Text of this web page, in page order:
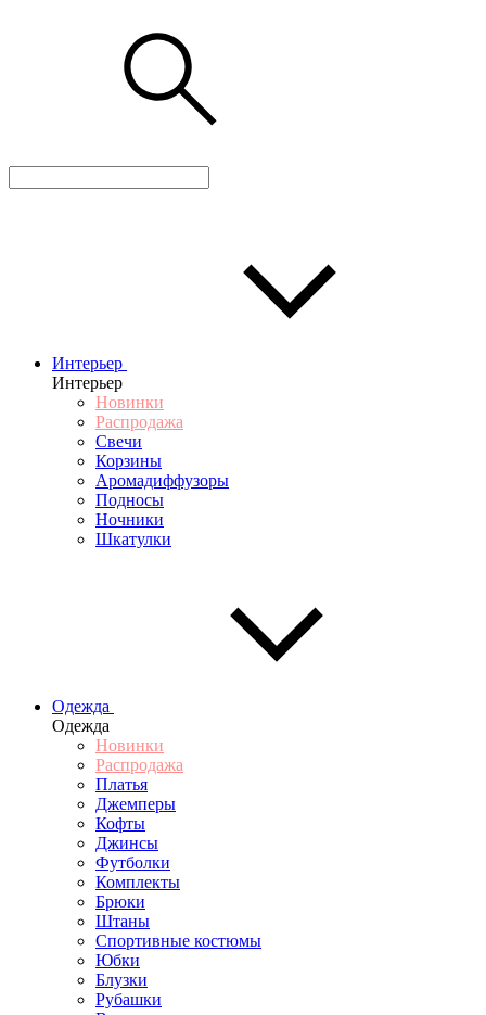
Интерьер
Интерьер
Новинки
Распродажа
Свечи
Корзины
Аромадиффузоры
Подносы
Ночники
Шкатулки
Одежда
Одежда
Новинки
Распродажа
Платья
Джемперы
Кофты
Джинсы
Футболки
Комплекты
Брюки
Штаны
Спортивные костюмы
Юбки
Блузки
Рубашки